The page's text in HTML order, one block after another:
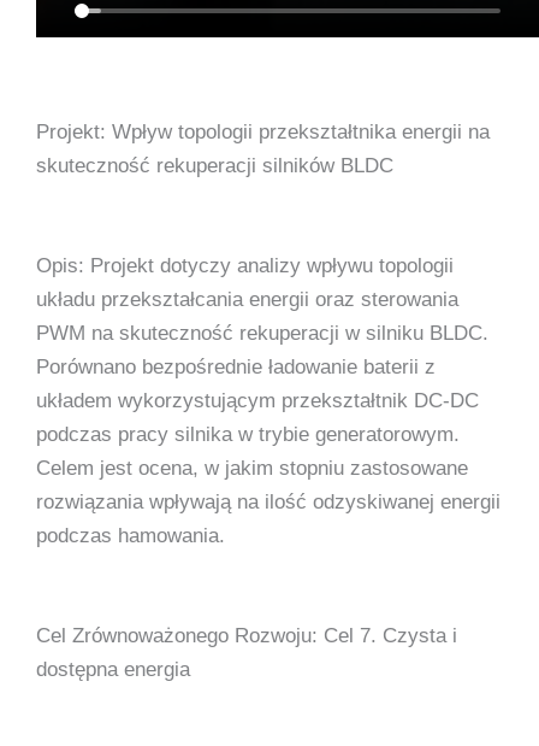
Projekt: Wpływ topologii przekształtnika energii na
skuteczność rekuperacji silników BLDC
Opis: Projekt dotyczy analizy wpływu topologii
układu przekształcania energii oraz sterowania
PWM na skuteczność rekuperacji w silniku BLDC.
Porównano bezpośrednie ładowanie baterii z
układem wykorzystującym przekształtnik DC-DC
podczas pracy silnika w trybie generatorowym.
Celem jest ocena, w jakim stopniu zastosowane
rozwiązania wpływają na ilość odzyskiwanej energii
podczas hamowania.
Cel Zrównoważonego Rozwoju: Cel 7. Czysta i
dostępna energia